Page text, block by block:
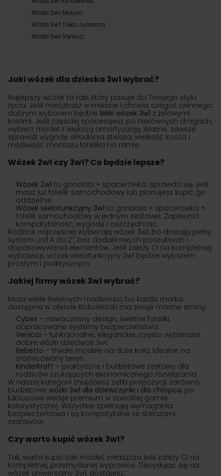
Wózki 3w1 Muuvo
Wózki 3w1 Tako Junama
Wózki 3w1 Venicci
Jaki wózek dla dziecka 3w1 wybrać?
Najlepszy wózek to taki, który pasuje do Twojego stylu
życia. Jeśli mieszkasz w mieście i chcesz czegoś zwinnego,
dobrym wyborem będzie lekki wózek 3w1 z żelowymi
kołami. Jeśli częściej spacerujesz po nierównych drogach,
wybierz model z większą amortyzacją. Ważne: zawsze
sprawdź wygodę składania stelaża, wielkość kosza i
możliwość montażu fotelika na ramie.
Wózek 2w1 czy 3w1? Co będzie lepsze?
Wózek 2w1 to gondola + spacerówka. Sprawdzi się, jeśli
masz już fotelik samochodowy lub planujesz kupić go
oddzielnie.
Wózek wielofunkcyjny 3w1 to gondola + spacerówka +
fotelik samochodowy w jednym zestawie. Zapewnia
kompatybilność, wygodę i oszczędność.
Rodzice najczęściej wybierają wózek 3w1, bo dostają pełny
system „od A do Z”, bez dodatkowych poszukiwań i
dopasowywania elementów. Jeśli zależy Ci na kompletnej
wyprawce, wózek wielofunkcyjny 3w1 będzie wyborem
prostym i praktycznym.
Jakiej firmy wózek 3w1 wybrać?
Masz wiele świetnych możliwości, bo każda marka
dostępna w ofercie BoboWózki ma swoje mocne strony:
Cybex – nowoczesny design, świetne foteliki,
dopracowane systemy bezpieczeństwa.
Venicci – funkcjonalne, eleganckie, często wybierane
dobre wózki dziecięce 3w1.
Bebetto – trwałe modele na duże koła, idealne na
zróżnicowany teren.
Kinderkraft – praktyczne i budżetowe zestawy dla
rodziców szukających ekonomicznego rozwiązania.
W naszej kategorii znajdziesz setki propozycji, zarówno
budżetowe wózki 3w1 dla dziewczynki i dla chłopca, po
luksusowe wersje premium w szerokiej gamie
kolorystycznej. Wszystkie spełniają wymagania
bezpieczeństwa i są kompatybilne ze stelażami
zestawów.
Czy warto kupić wózek 3w1?
Tak, warto kupić taki model, zwłaszcza jeśli zależy Ci na
kompletnej, przemyślanej wyprawce. Decydując się na
wózek uniwersalny 3w1, dostajesz: